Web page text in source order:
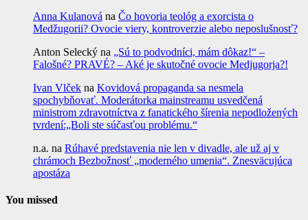
Anna Kulanová na Čo hovoria teológ a exorcista o
Medžugorii? Ovocie viery, kontroverzie alebo neposlušnosť?
Anton Selecký na „Sú to podvodníci, mám dôkaz!“ –
Falošné? PRAVÉ? – Aké je skutočné ovocie Medjugorja?!
Ivan Vlček na Kovidová propaganda sa nesmela
spochybňovať. Moderátorka mainstreamu usvedčená
ministrom zdravotníctva z fanatického šírenia nepodložených
tvrdení:„Boli ste súčasťou problému.“
n.a. na Rúhavé predstavenia nie len v divadle, ale už aj v
chrámoch Bezbožnosť „moderného umenia“. Znesväcujúca
apostáza
You missed